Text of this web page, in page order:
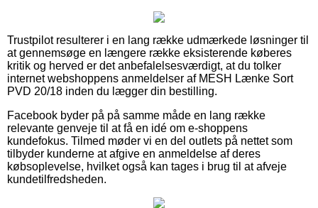
Trustpilot resulterer i en lang række udmærkede løsninger til
at gennemsøge en længere række eksisterende køberes
kritik og herved er det anbefalelsesværdigt, at du tolker
internet webshoppens anmeldelser af MESH Lænke Sort
PVD 20/18 inden du lægger din bestilling.
Facebook byder på på samme måde en lang række
relevante genveje til at få en idé om e-shoppens
kundefokus. Tilmed møder vi en del outlets på nettet som
tilbyder kunderne at afgive en anmeldelse af deres
købsoplevelse, hvilket også kan tages i brug til at afveje
kundetilfredsheden.